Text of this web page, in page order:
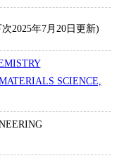
2025年7月20日更新)
SCIENCE,